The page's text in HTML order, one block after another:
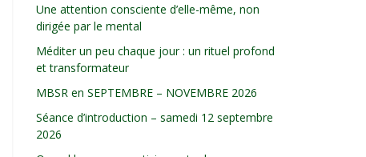
Une attention consciente d’elle-même, non
dirigée par le mental
Méditer un peu chaque jour : un rituel profond
et transformateur
MBSR en SEPTEMBRE – NOVEMBRE 2026
Séance d’introduction – samedi 12 septembre
2026